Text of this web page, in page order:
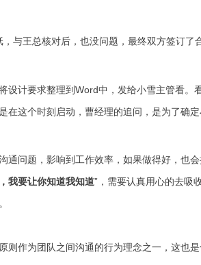
与王总核对后，也没问题，最终双方签订了
设计要求整理到Word中，发给小雪主管看。
在这个时刻启动，曹经理的追问，是为了确定
通问题，影响到工作效率，如果做得好，也会
我要让你知道我知道”，需要认真用心的去吸
则作为团队之间沟通的行为理念之一，这也